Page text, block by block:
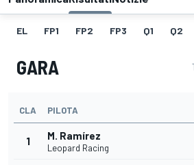
EL FP1 FP2 FP3 Q1 Q2
GARA
CLA PILOTA
1 M. Ramírez
Leopard Racing